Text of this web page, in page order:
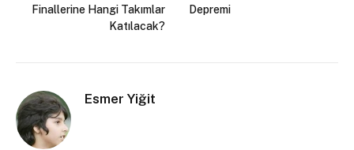
Finallerine Hangi Takımlar
Katılacak?
Depremi
Esmer Yiğit